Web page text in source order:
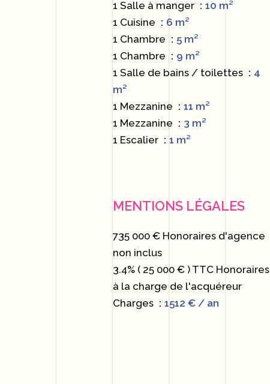
1 Salle à manger
10 m²
1 Cuisine
6 m²
1 Chambre
5 m²
1 Chambre
9 m²
1 Salle de bains / toilettes
4
m²
1 Mezzanine
11 m²
1 Mezzanine
3 m²
1 Escalier
1 m²
MENTIONS LÉGALES
735 000 € Honoraires d'agence
non inclus
3.4% ( 25 000 € ) TTC Honoraires
à la charge de l'acquéreur
Charges
1512 € / an